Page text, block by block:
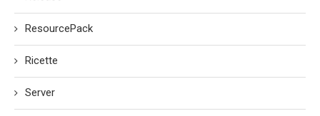
ResourcePack
Ricette
Server